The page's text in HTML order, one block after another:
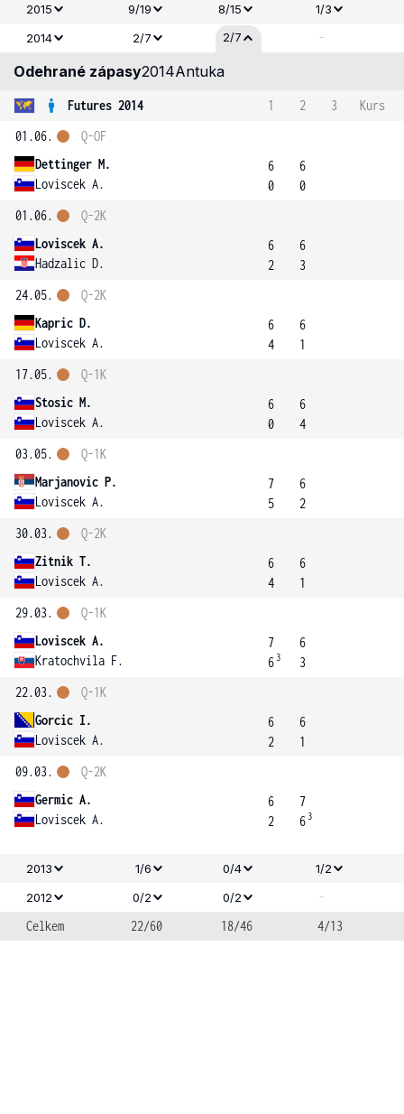
2015
9/19 8/15
1/3
2014
2/7 2/7 -
Odehrané zápasy2014Antuka
Futures 2014 1 2 3
Kurs
01.06.
Dettinger M.
Loviscek A.
Q-OF
6
0
6
0
01.06.
Loviscek A.
Hadzalic D.
Q-2K
6
2
6
3
24.05.
Kapric D.
Loviscek A.
Q-2K
6
4
6
1
17.05.
Stosic M.
Loviscek A.
Q-1K
6
0
6
4
03.05.
Marjanovic P.
Loviscek A.
Q-1K
7
5
6
2
30.03.
Zitnik T.
Loviscek A.
Q-2K
6
4
6
1
29.03.
Loviscek A.
Kratochvila F.
Q-1K
7
6 3
6
3
22.03.
Gorcic I.
Loviscek A.
Q-1K
6
2
6
1
09.03.
Germic A.
Loviscek A.
Q-2K
6
2
7
6 3
2013 1/6 0/4
1/2
2012
0/2 0/2
-
Celkem
22/60 18/46 4/13